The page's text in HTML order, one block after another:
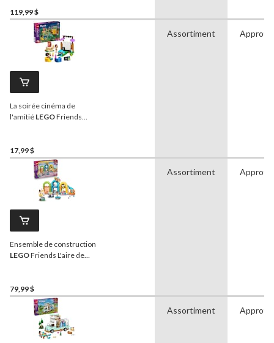
ans et plus
119,99 $
La soirée cinéma de
l'amitié LEGOFriends
17,99 $
Assortiment
Ensemble de construction
LEGOFriends L'aire de
plus
79,99 $
Assortiment
Assortiment